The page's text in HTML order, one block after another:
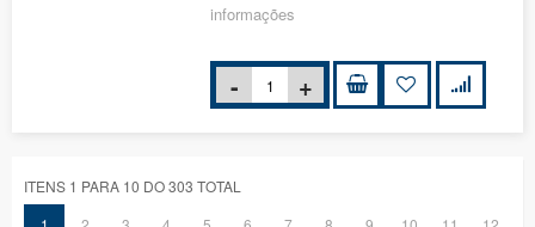
informações
ITENS 1 PARA 10 DO 303 TOTAL